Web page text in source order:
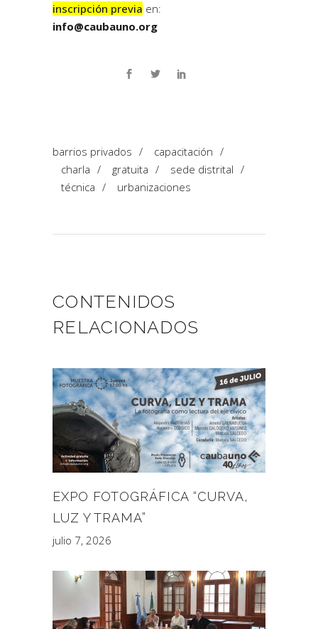
inscripción previa en:
info@caubauno.org
barrios privados / capacitación /
charla / gratuita / sede distrital /
técnica / urbanizaciones
CONTENIDOS
RELACIONADOS
EXPO FOTOGRÁFICA “CURVA,
LUZ Y TRAMA”
julio 7, 2026